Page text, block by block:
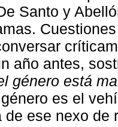
Santo y
año antes,
género está
es el
de ese nexo de